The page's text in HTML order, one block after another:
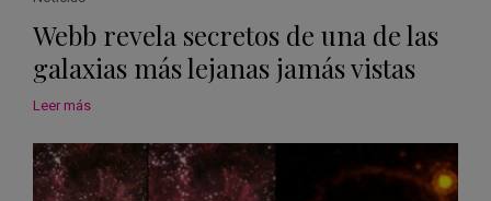
Webb revela secretos de una de las
galaxias más lejanas jamás vistas
Leer más